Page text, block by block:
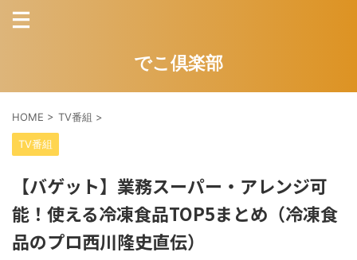
でこ倶楽部
HOME > TV番組 >
TV番組
【バゲット】業務スーパー・アレンジ可
能！使える冷凍食品TOP5まとめ（冷凍食
品のプロ西川隆史直伝）